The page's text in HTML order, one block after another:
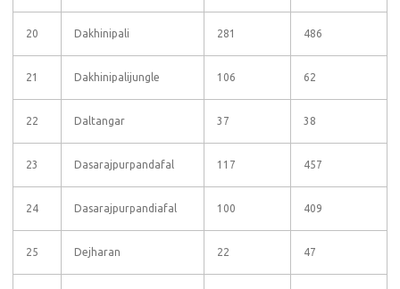
20 Dakhinipali 281 486
21 Dakhinipalijungle 106 62
22 Daltangar 37 38
23 Dasarajpurpandafal 117 457
24 Dasarajpurpandiafal 100 409
25 Dejharan 22 47